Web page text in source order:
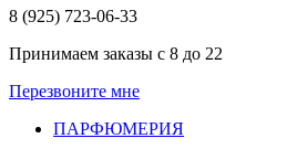
8 (925) 723-06-33
Принимаем заказы с 8 до 22
Перезвоните мне
ПАРФЮМЕРИЯ